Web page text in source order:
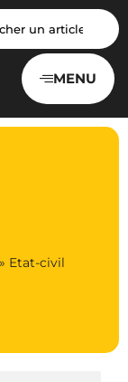
MENU
Etat-civil